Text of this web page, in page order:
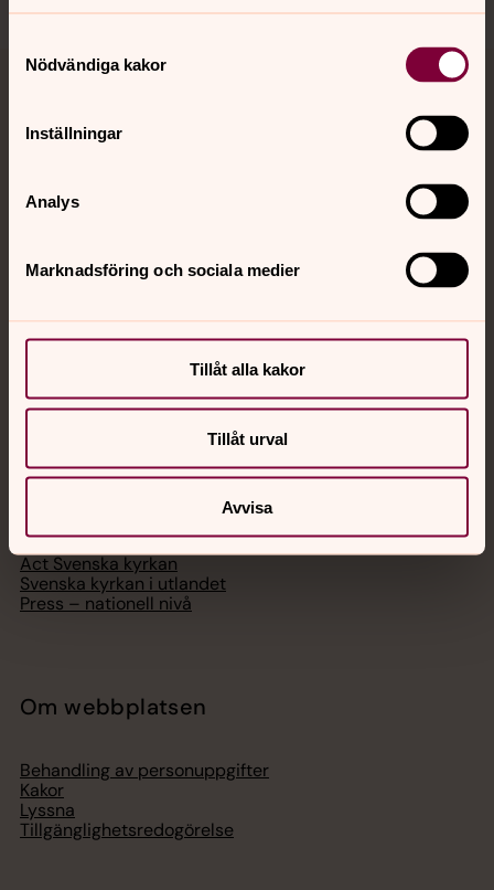
Nödvändiga kakor
Inställningar
Analys
Marknadsföring och sociala medier
Tillåt alla kakor
Tillåt urval
Avvisa
Akut samtals- och krisstöd. Prata eller chatta anonymt
Digitalt brev
Svenska kyrkan
Hitta församling
Bli medlem
Organisation
Act Svenska kyrkan
Svenska kyrkan i utlandet
Press – nationell nivå
Om webbplatsen
Behandling av personuppgifter
Kakor
Lyssna
Tillgänglighetsredogörelse